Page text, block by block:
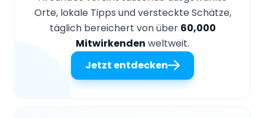
Orte, lokale Tipps und versteckte Schätze,
täglich bereichert von über 60,000
Mitwirkenden weltweit.
Jetzt entdecken